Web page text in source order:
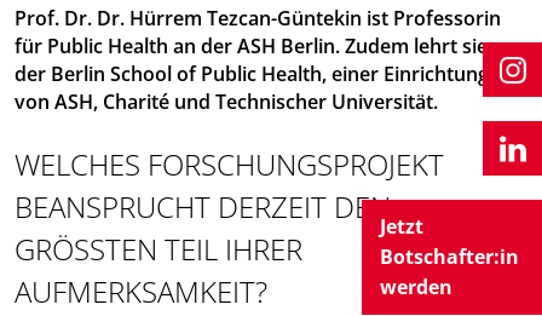
Jetzt
Botschafter:in
werden
Prof. Dr. Dr. Hürrem Tezcan-Güntekin ist Professorin
für Public Health an der ASH Berlin. Zudem lehrt sie an
der Berlin School of Public Health, einer Einrichtung
von ASH, Charité und Technischer Universität.
WELCHES FORSCHUNGSPROJEKT
BEANSPRUCHT DERZEIT DEN
GRÖSSTEN TEIL IHRER
AUFMERKSAMKEIT?